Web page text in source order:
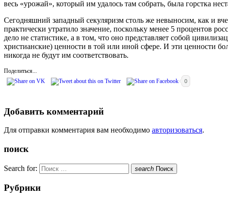
весь «урожай», который им удалось там собрать, была горстка
Сегодняшний западный секуляризм столь же невыносим, как и
практически утратило значение, поскольку менее 5 процентов
дело не статистике, а в том, что оно представляет собой
христианские) ценности в той или иной сфере. И эти ценности
никогда не будут им соответствовать.
Поделиться...
0
Добавить комментарий
Для отправки комментария вам необходимо авторизоваться.
поиск
Search for: search Поиск
Рубрики